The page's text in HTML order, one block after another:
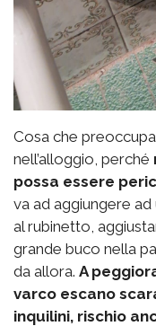
Cosa che
nell’alloggio, perché
possa essere
va ad aggiungere
al rubinetto,
grande buco nella
da allora. A
varco escano
inquilini, rischio